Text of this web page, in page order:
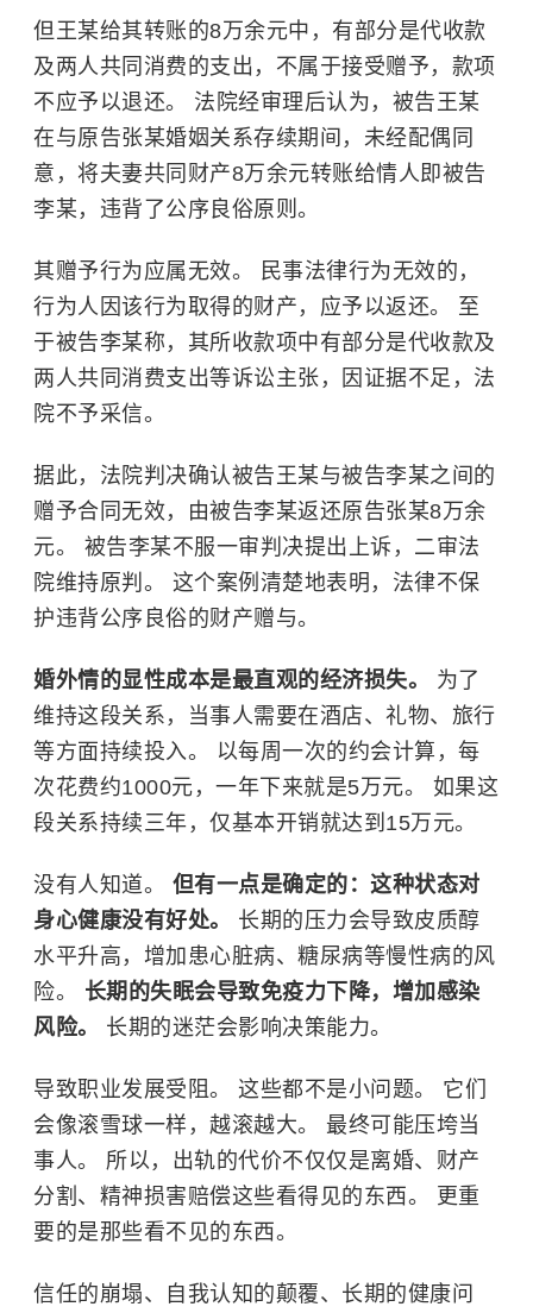
但王某给其转账的8万余元中，有部分是代收款
及两人共同消费的支出，不属于接受赠予，款项
不应予以退还。 法院经审理后认为，被告王某
在与原告张某婚姻关系存续期间，未经配偶同
意，将夫妻共同财产8万余元转账给情人即被告
李某，违背了公序良俗原则。
其赠予行为应属无效。 民事法律行为无效的，
行为人因该行为取得的财产，应予以返还。 至
于被告李某称，其所收款项中有部分是代收款及
两人共同消费支出等诉讼主张，因证据不足，法
院不予采信。
据此，法院判决确认被告王某与被告李某之间的
赠予合同无效，由被告李某返还原告张某8万余
元。 被告李某不服一审判决提出上诉，二审法
院维持原判。 这个案例清楚地表明，法律不保
护违背公序良俗的财产赠与。
婚外情的显性成本是最直观的经济损失。 为了
维持这段关系，当事人需要在酒店、礼物、旅行
等方面持续投入。 以每周一次的约会计算，每
次花费约1000元，一年下来就是5万元。 如果这
段关系持续三年，仅基本开销就达到15万元。
没有人知道。 但有一点是确定的：这种状态对
身心健康没有好处。 长期的压力会导致皮质醇
水平升高，增加患心脏病、 糖尿病等慢性病的风
险。 长期的失眠会导致免疫力下降，增加感染
风险。 长期的迷茫会影响决策能力。
导致职业发展受阻。 这些都不是小问题。 它们
会像滚雪球一样，越滚越大。 最终可能压垮当
事人。 所以，出轨的代价不仅仅是离婚、财产
分割、精神损害赔偿这些看得见的东西。 更重
要的是那些看不见的东西。
信任的崩塌、自我认知的颠覆、长期的健康问